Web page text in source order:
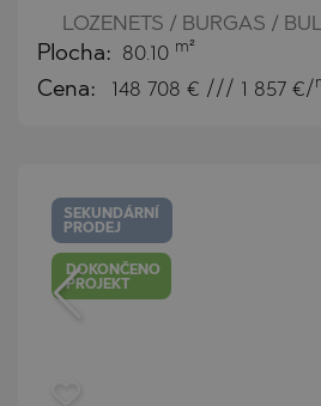
LOZENETS / BURGAS /
Plocha: 80.10 m²
Cena: 148 708 € /// 1 857 €/
SEKUNDÁRNÍ
PRODEJ
DOKONČENO
PROJEKT